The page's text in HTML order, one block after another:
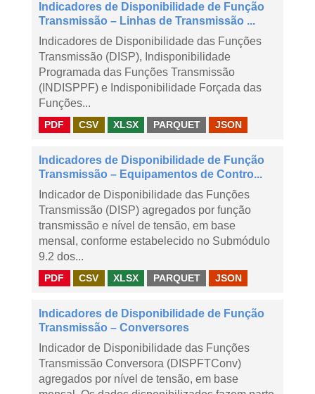
Indicadores de Disponibilidade de Função
Transmissão – Linhas de Transmissão ...
Indicadores de Disponibilidade das Funções
Transmissão (DISP), Indisponibilidade
Programada das Funções Transmissão
(INDISPPF) e Indisponibilidade Forçada das
Funções...
PDF CSV XLSX PARQUET JSON
Indicadores de Disponibilidade de Função
Transmissão – Equipamentos de Contro...
Indicador de Disponibilidade das Funções
Transmissão (DISP) agregados por função
transmissão e nível de tensão, em base
mensal, conforme estabelecido no Submódulo
9.2 dos...
PDF CSV XLSX PARQUET JSON
Indicadores de Disponibilidade de Função
Transmissão – Conversores
Indicador de Disponibilidade das Funções
Transmissão Conversora (DISPFTConv)
agregados por nível de tensão, em base